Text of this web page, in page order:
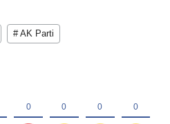
# AK Parti